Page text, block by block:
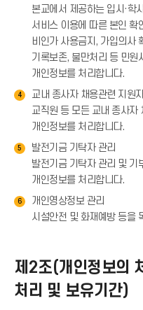
본교에서 제공하는 입시·학
서비스 이용에 따른 본인 확
비인가 사용금지, 가입의사
기록보존, 불만처리 등 민원
개인정보를 처리합니다.
4
교내 종사자 채용관련 지원
교직원 등 모든 교내 종사자
개인정보를 처리합니다.
5
발전기금 기탁자 관리
발전기금 기탁자 관리 및 기
개인정보를 처리합니다.
6
개인영상정보 관리
시설안전 및 화재예방 등을
제2조(개인정보의
처리 및 보유기간)